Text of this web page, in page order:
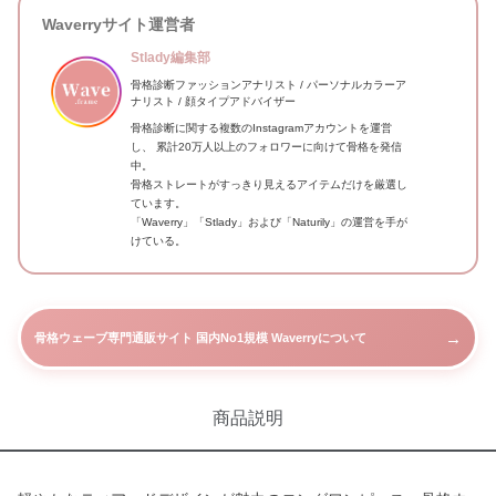
Waverryサイト運営者
Stlady編集部
骨格診断ファッションアナリスト / パーソナルカラーア
ナリスト / 顔タイプアドバイザー
骨格診断に関する複数のInstagramアカウントを運営
し、 累計20万人以上のフォロワーに向けて骨格を発信
中。
骨格ストレートがすっきり見えるアイテムだけを厳選し
ています。
「Waverry」「Stlady」および「Naturily」の運営を手が
けている。
骨格ウェーブ専門通販サイト 国内No1規模 Waverryについて →
商品説明